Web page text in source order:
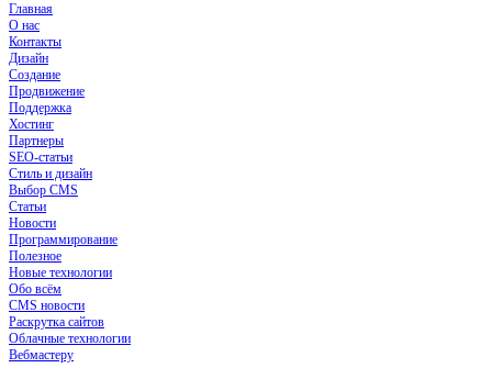
Главная
О нас
Контакты
Дизайн
Создание
Продвижение
Поддержка
Хостинг
Партнеры
SEO-статьи
Стиль и дизайн
Выбор CMS
Статьи
Новости
Программирование
Полезное
Новые технологии
Обо всём
CMS новости
Раскрутка сайтов
Облачные технологии
Вебмастеру